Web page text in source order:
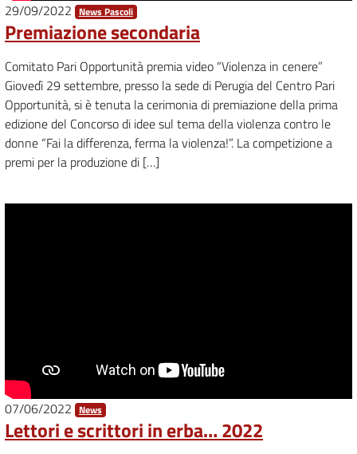
29/09/2022 News Pascoli
Premiazione secondaria
Comitato Pari Opportunità premia video “Violenza in cenere”
Giovedì 29 settembre, presso la sede di Perugia del Centro Pari
Opportunità, si è tenuta la cerimonia di premiazione della prima
edizione del Concorso di idee sul tema della violenza contro le
donne “Fai la differenza, ferma la violenza!”. La competizione a
premi per la produzione di […]
07/06/2022 News
Lettori e scrittori in erba… 2022